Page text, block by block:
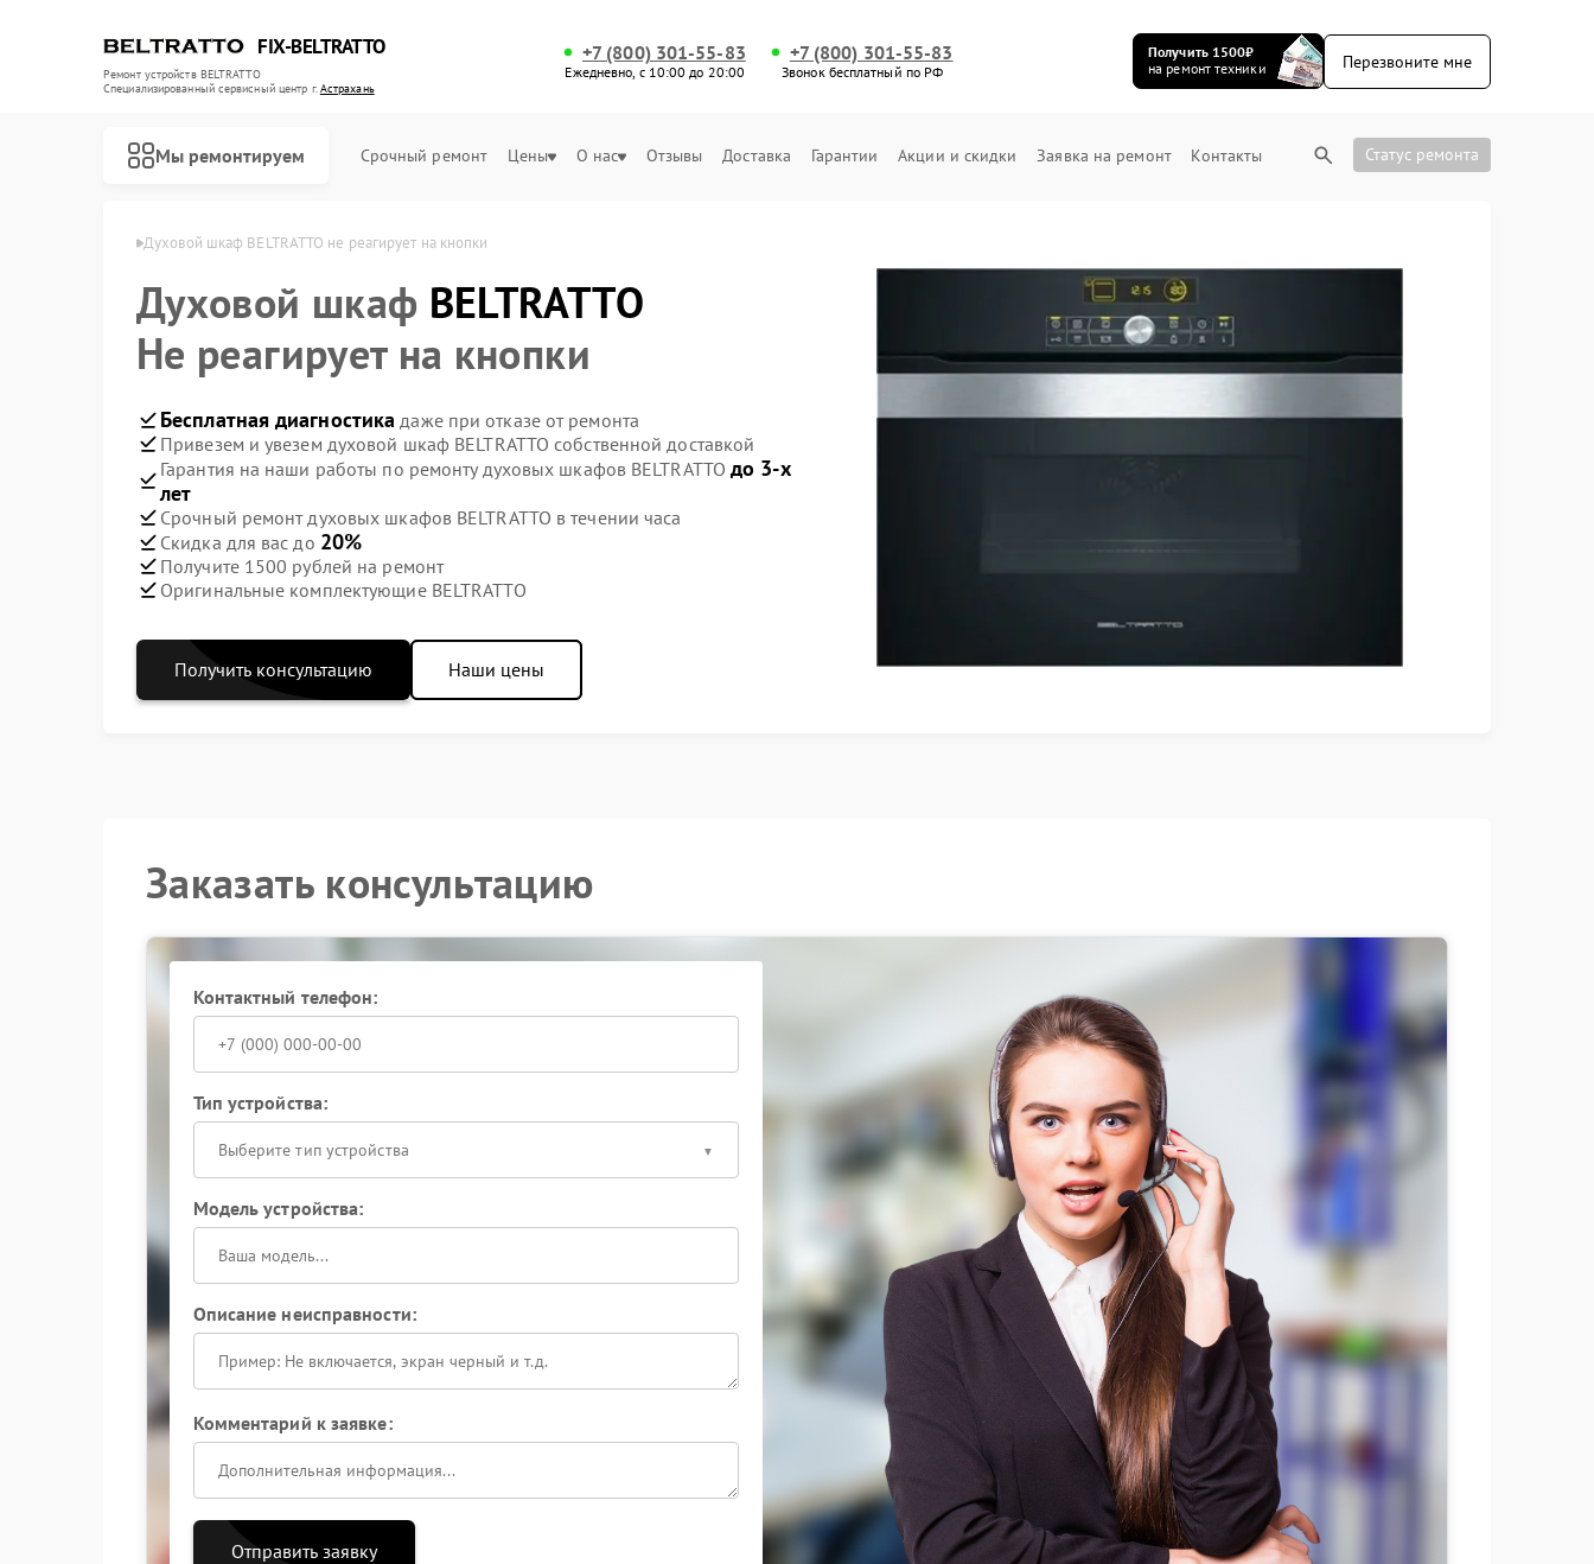
FIX-BELTRATTO
Ремонт устройств BELTRATTO
Специализированный cервисный центр г.Астрахань
+7 (800) 301-55-83
Ежедневно, с 10:00 до 20:00
+7 (800) 301-55-83
Звонок бесплатный по РФ
Получить 1500₽
на ремонт техники
Перезвоните мне
Мы ремонтируем Срочный ремонт Цены О нас Отзывы Доставка Гарантии Акции и скидки Заявка на ремонт Контакты Статус ремонта
в Астрахани Духовой шкаф BELTRATTO не реагирует на кнопки
Духовой шкаф BELTRATTO
Не реагирует на кнопки
Бесплатная диагностика даже при отказе от ремонта
Привезем и увезем духовой шкаф BELTRATTO собственной доставкой
Гарантия на наши работы по ремонту духовых шкафов BELTRATTO до 3-х
лет
Срочный ремонт духовых шкафов BELTRATTO в течении часа
Скидка для вас до 20%
Получите 1500 рублей на ремонт
Оригинальные комплектующие BELTRATTO
Получить консультацию Наши цены
Заказать консультацию
Контактный телефон:
Тип устройства:
Выберите тип устройства
Модель устройства:
Описание неисправности:
Комментарий к заявке:
Отправить заявку